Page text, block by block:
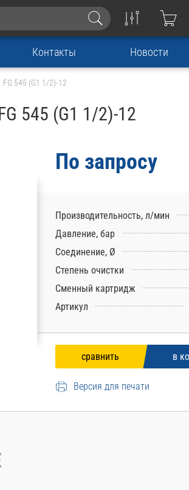
Контакты Новости
FG 545 (G1 1/2)-12
545 (G1 1/2)-12
По запросу
Производительность, л/мин
Давление, бар
Соединение, Ø
Степень очистки
Сменный картридж
Артикул
Версия для печати